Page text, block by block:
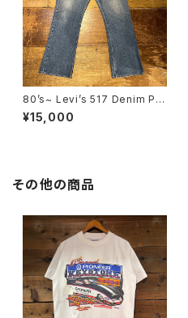
80’s~ Levi’s 517 Denim Pa
nts
¥15,000
その他の商品